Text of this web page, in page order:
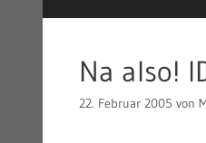
Na also!
22. Februar 2005 von